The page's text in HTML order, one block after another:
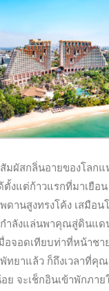
มผัสกลิ่นอายของโลกแ
งแต่ก้าวแรกที่มาเยือ
ดานสูงทรงโค้ง เสมือน
ำลังแล่นพาคุณสู่ดินแด
อจอดเทียบท่าที่หน้าชา
ทยาแล้ว ก็ถึงเวลาที่คุ
ย จะเช็กอินเข้าพักภาย